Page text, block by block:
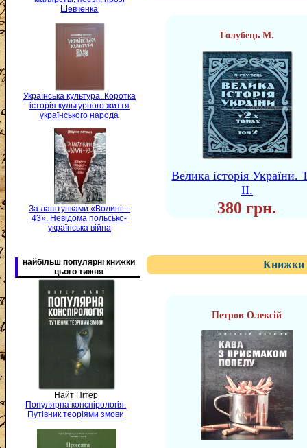
Шевченка
Українська культура. Коротка
історія культурного життя
українського народа
За лаштунками «Волині—
43». Невідома польсько-
українська війна
найбільш популярні книжки
цього тижня
Найт Пітер
Популярна конспірологія.
Путівник теоріями змови
Голубець М.
Велика історія України.
II.
380 грн.
Книжки
Петров Олексій